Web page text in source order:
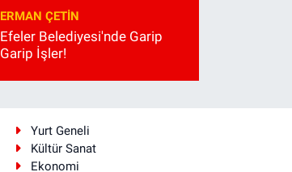
ERMAN ÇETIN
Efeler Belediyesi'nde Garip
Garip İşler!
Yurt Geneli
Kültür Sanat
Ekonomi